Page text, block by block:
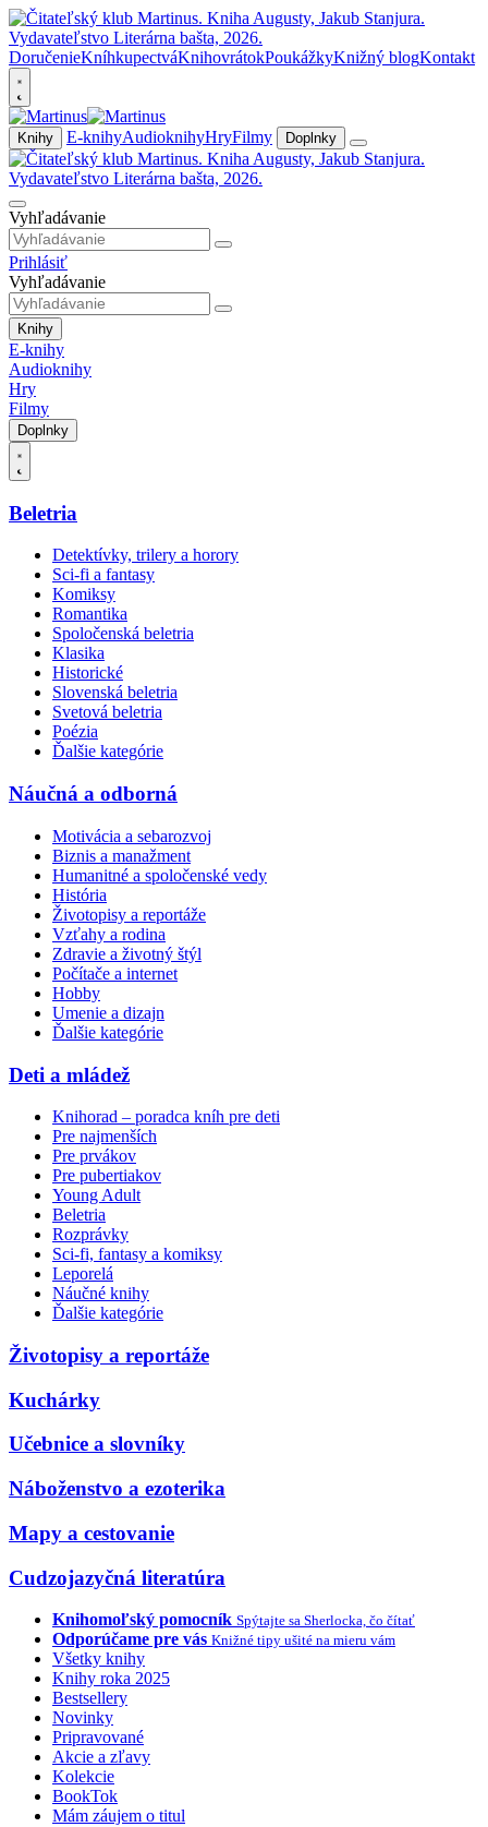
DoručenieKníhkupectváKnihovrátokPoukážkyKnižný blogKontakt
Knihy E-knihyAudioknihyHryFilmy Doplnky
Vyhľadávanie
Prihlásiť
Vyhľadávanie
Knihy
E-knihy
Audioknihy
Hry
Filmy
Doplnky
Beletria
Detektívky, trilery a horory
Sci-fi a fantasy
Komiksy
Romantika
Spoločenská beletria
Klasika
Historické
Slovenská beletria
Svetová beletria
Poézia
Ďalšie kategórie
Náučná a odborná
Motivácia a sebarozvoj
Biznis a manažment
Humanitné a spoločenské vedy
História
Životopisy a reportáže
Vzťahy a rodina
Zdravie a životný štýl
Počítače a internet
Hobby
Umenie a dizajn
Ďalšie kategórie
Deti a mládež
Knihorad – poradca kníh pre deti
Pre najmenších
Pre prvákov
Pre pubertiakov
Young Adult
Beletria
Rozprávky
Sci-fi, fantasy a komiksy
Leporelá
Náučné knihy
Ďalšie kategórie
Životopisy a reportáže
Kuchárky
Učebnice a slovníky
Náboženstvo a ezoterika
Mapy a cestovanie
Cudzojazyčná literatúra
Knihomoľský pomocník Spýtajte sa Sherlocka, čo čítať
Odporúčame pre vás Knižné tipy ušité na mieru vám
Všetky knihy
Knihy roka 2025
Bestsellery
Novinky
Pripravované
Akcie a zľavy
Kolekcie
BookTok
Mám záujem o titul